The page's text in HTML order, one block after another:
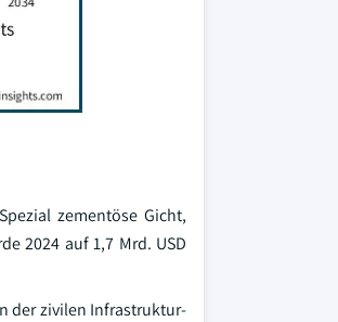
zementöse Gicht,
2024 auf 1,7 Mrd. USD
der zivilen Infrastruktur-